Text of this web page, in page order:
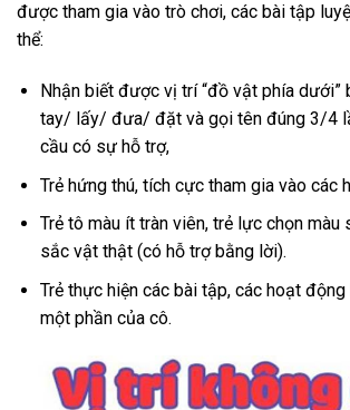
được tham gia vào trò chơi, các bài tập
thể:
Nhận biết được vị trí “đồ vật phía dưới”
tay/ lấy/ đưa/ đặt và gọi tên đúng 3/4
cầu có sự hỗ trợ,
Trẻ hứng thú, tích cực tham gia vào các
Trẻ tô màu ít tràn viên, trẻ lực chọn màu
sắc vật thật (có hỗ trợ bằng lời).
Trẻ thực hiện các bài tập, các hoạt
một phần của cô.